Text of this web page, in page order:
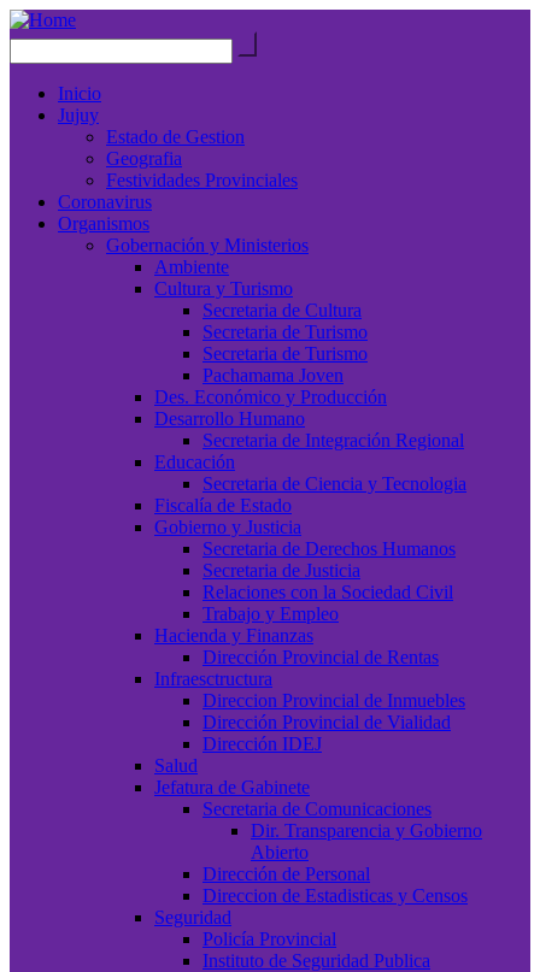
Inicio
Jujuy
Estado de Gestion
Geografia
Festividades Provinciales
Coronavirus
Organismos
Gobernación y Ministerios
Ambiente
Cultura y Turismo
Secretaria de Cultura
Secretaria de Turismo
Secretaria de Turismo
Pachamama Joven
Des. Económico y Producción
Desarrollo Humano
Secretaria de Integración Regional
Educación
Secretaria de Ciencia y Tecnologia
Fiscalía de Estado
Gobierno y Justicia
Secretaria de Derechos Humanos
Secretaria de Justicia
Relaciones con la Sociedad Civil
Trabajo y Empleo
Hacienda y Finanzas
Dirección Provincial de Rentas
Infraesctructura
Direccion Provincial de Inmuebles
Dirección Provincial de Vialidad
Dirección IDEJ
Salud
Jefatura de Gabinete
Secretaria de Comunicaciones
Dir. Transparencia y Gobierno
Abierto
Dirección de Personal
Direccion de Estadisticas y Censos
Seguridad
Policía Provincial
Instituto de Seguridad Publica